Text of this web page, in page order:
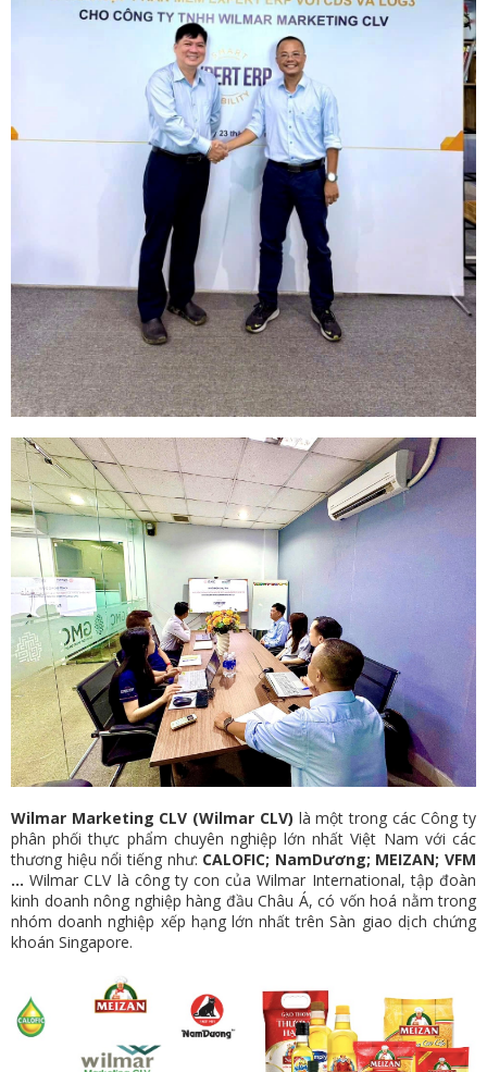
Wilmar Marketing CLV (Wilmar CLV) là một trong các Công ty
phân phối thực phẩm chuyên nghiệp lớn nhất Việt Nam với các
thương hiệu nổi tiếng như: CALOFIC; NamDương; MEIZAN; VFM
… Wilmar CLV là công ty con của Wilmar International, tập đoàn
kinh doanh nông nghiệp hàng đầu Châu Á, có vốn hoá nằm trong
nhóm doanh nghiệp xếp hạng lớn nhất trên Sàn giao dịch chứng
khoán Singapore.